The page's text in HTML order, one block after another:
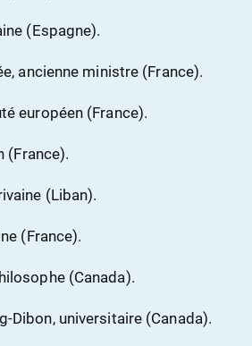
(Espagne).
ancienne ministre (France).
européen (France).
(France).
(Liban).
(France).
(Canada).
Dibon, universitaire (Canada).